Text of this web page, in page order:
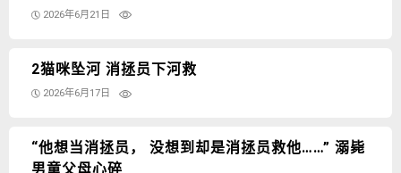
2026年6月21日
2猫咪坠河 消拯员下河救
2026年6月17日
“他想当消拯员， 没想到却是消拯员救他……” 溺毙
男童父母心碎